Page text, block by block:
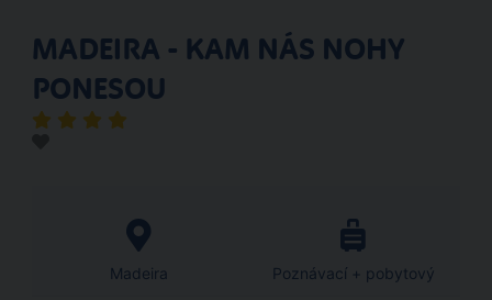
MADEIRA - KAM NÁS NOHY
PONESOU
Madeira Poznávací + pobytový